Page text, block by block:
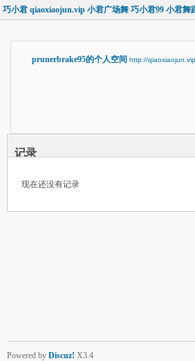
巧小君 qiaoxiaojun.vip 小君广场舞 巧小君99 小君舞
prunerbrake95的个人空间 http://
记录
现在还没有记录
Powered by Discuz! X3.4